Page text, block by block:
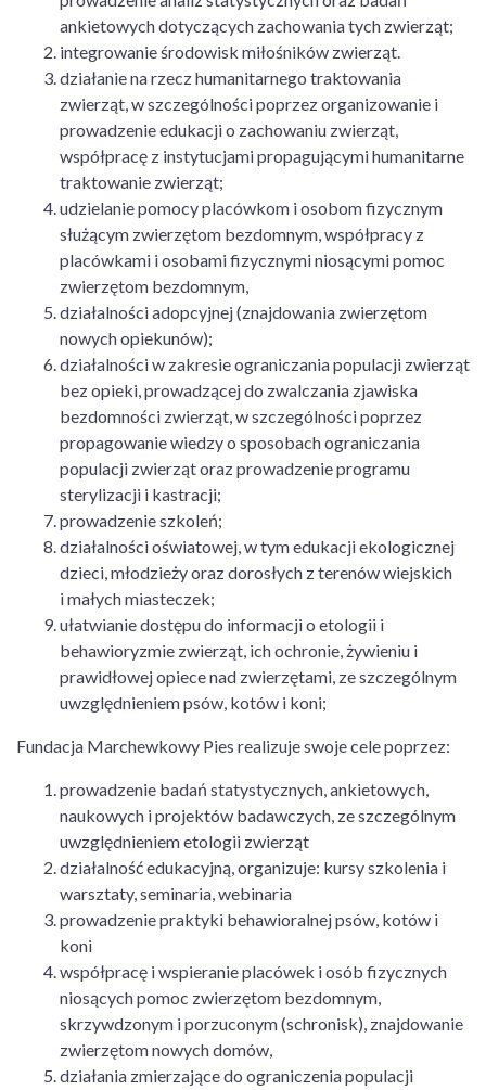
ankietowych dotyczących zachowania tych zwierząt;
integrowanie środowisk miłośników zwierząt.
działanie na rzecz humanitarnego traktowania
zwierząt, w szczególności poprzez organizowanie i
prowadzenie edukacji o zachowaniu zwierząt,
współpracę z instytucjami propagującymi humanitarne
traktowanie zwierząt;
udzielanie pomocy placówkom i osobom fizycznym
służącym zwierzętom bezdomnym, współpracy z
placówkami i osobami fizycznymi niosącymi pomoc
zwierzętom bezdomnym,
działalności adopcyjnej (znajdowania zwierzętom
nowych opiekunów);
działalności w zakresie ograniczania populacji zwierząt
bez opieki, prowadzącej do zwalczania zjawiska
bezdomności zwierząt, w szczególności poprzez
propagowanie wiedzy o sposobach ograniczania
populacji zwierząt oraz prowadzenie programu
sterylizacji i kastracji;
prowadzenie szkoleń;
działalności oświatowej, w tym edukacji ekologicznej
dzieci, młodzieży oraz dorosłych z terenów wiejskich
i małych miasteczek;
ułatwianie dostępu do informacji o etologii i
behawioryzmie zwierząt, ich ochronie, żywieniu i
prawidłowej opiece nad zwierzętami, ze szczególnym
uwzględnieniem psów, kotów i koni;
Fundacja Marchewkowy Pies realizuje swoje cele poprzez:
prowadzenie badań statystycznych, ankietowych,
naukowych i projektów badawczych, ze szczególnym
uwzględnieniem etologii zwierząt
działalność edukacyjną, organizuje: kursy szkolenia i
warsztaty, seminaria, webinaria
prowadzenie praktyki behawioralnej psów, kotów i
koni
współpracę i wspieranie placówek i osób fizycznych
niosących pomoc zwierzętom bezdomnym,
skrzywdzonym i porzuconym (schronisk), znajdowanie
zwierzętom nowych domów,
działania zmierzające do ograniczenia populacji